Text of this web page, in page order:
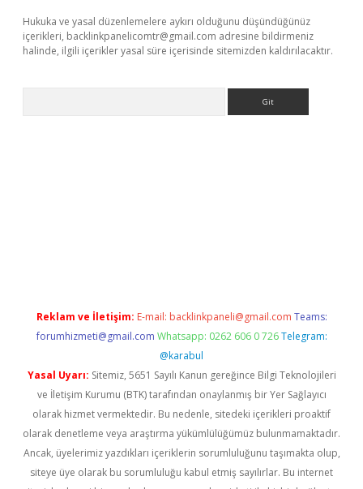
Hukuka ve yasal düzenlemelere aykırı olduğunu düşündüğünüz
içerikleri, backlinkpanelicomtr@gmail.com adresine bildirmeniz
halinde, ilgili içerikler yasal süre içerisinde sitemizden kaldırılacaktır.
Reklam ve İletişim: E-mail: backlinkpaneli@gmail.com Teams:
forumhizmeti@gmail.com Whatsapp: 0262 606 0 726 Telegram:
@karabul
Yasal Uyarı: Sitemiz, 5651 Sayılı Kanun gereğince Bilgi Teknolojileri
ve İletişim Kurumu (BTK) tarafından onaylanmış bir Yer Sağlayıcı
olarak hizmet vermektedir. Bu nedenle, sitedeki içerikleri proaktif
olarak denetleme veya araştırma yükümlülüğümüz bulunmamaktadır.
Ancak, üyelerimiz yazdıkları içeriklerin sorumluluğunu taşımakta olup,
siteye üye olarak bu sorumluluğu kabul etmiş sayılırlar. Bu internet